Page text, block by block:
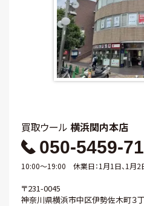
買取ウール 横浜関内本店
050-5459-
10:00～19:00 休業日：1月1日、1月2
〒231-0045
神奈川県横浜市中区伊勢佐木町３